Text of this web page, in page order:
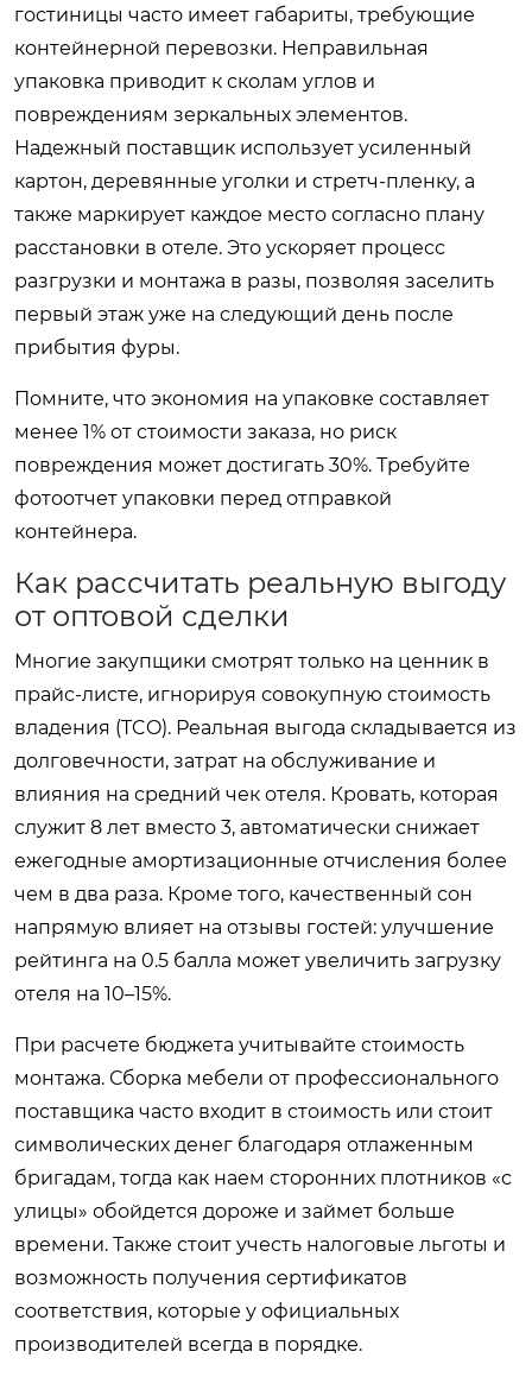
гостиницы часто имеет габариты, требующие
контейнерной перевозки. Неправильная
упаковка приводит к сколам углов и
повреждениям зеркальных элементов.
Надежный поставщик использует усиленный
картон, деревянные уголки и стретч-пленку, а
также маркирует каждое место согласно плану
расстановки в отеле. Это ускоряет процесс
разгрузки и монтажа в разы, позволяя заселить
первый этаж уже на следующий день после
прибытия фуры.
Помните, что экономия на упаковке составляет
менее 1% от стоимости заказа, но риск
повреждения может достигать 30%. Требуйте
фотоотчет упаковки перед отправкой
контейнера.
Как рассчитать реальную выгоду
от оптовой сделки
Многие закупщики смотрят только на ценник в
прайс-листе, игнорируя совокупную стоимость
владения (TCO). Реальная выгода складывается из
долговечности, затрат на обслуживание и
влияния на средний чек отеля. Кровать, которая
служит 8 лет вместо 3, автоматически снижает
ежегодные амортизационные отчисления более
чем в два раза. Кроме того, качественный сон
напрямую влияет на отзывы гостей: улучшение
рейтинга на 0.5 балла может увеличить загрузку
отеля на 10–15%.
При расчете бюджета учитывайте стоимость
монтажа. Сборка мебели от профессионального
поставщика часто входит в стоимость или стоит
символических денег благодаря отлаженным
бригадам, тогда как наем сторонних плотников «с
улицы» обойдется дороже и займет больше
времени. Также стоит учесть налоговые льготы и
возможность получения сертификатов
соответствия, которые у официальных
производителей всегда в порядке.